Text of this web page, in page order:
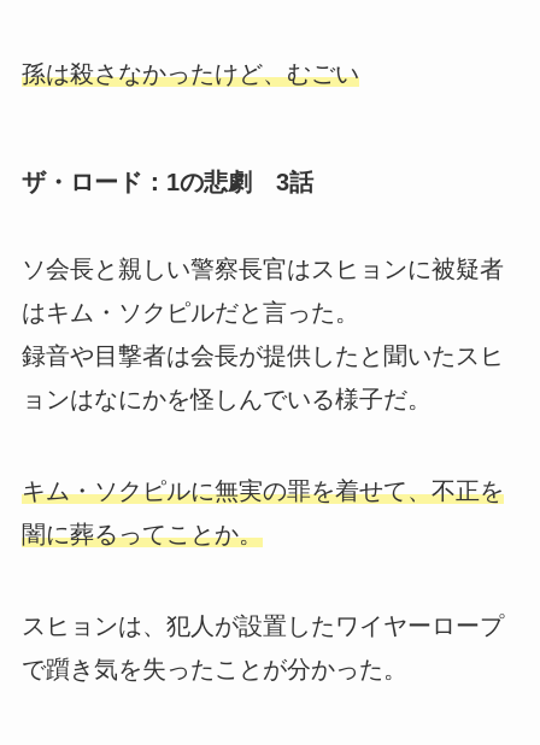
孫は殺さなかったけど、むごい
ザ・ロード：1の悲劇 3話
ソ会長と親しい警察長官はスヒョンに被疑者
はキム・ソクピルだと言った。
録音や目撃者は会長が提供したと聞いたスヒ
ョンはなにかを怪しんでいる様子だ。
キム・ソクピルに無実の罪を着せて、不正を
闇に葬るってことか。
スヒョンは、犯人が設置したワイヤーロープ
で躓き気を失ったことが分かった。